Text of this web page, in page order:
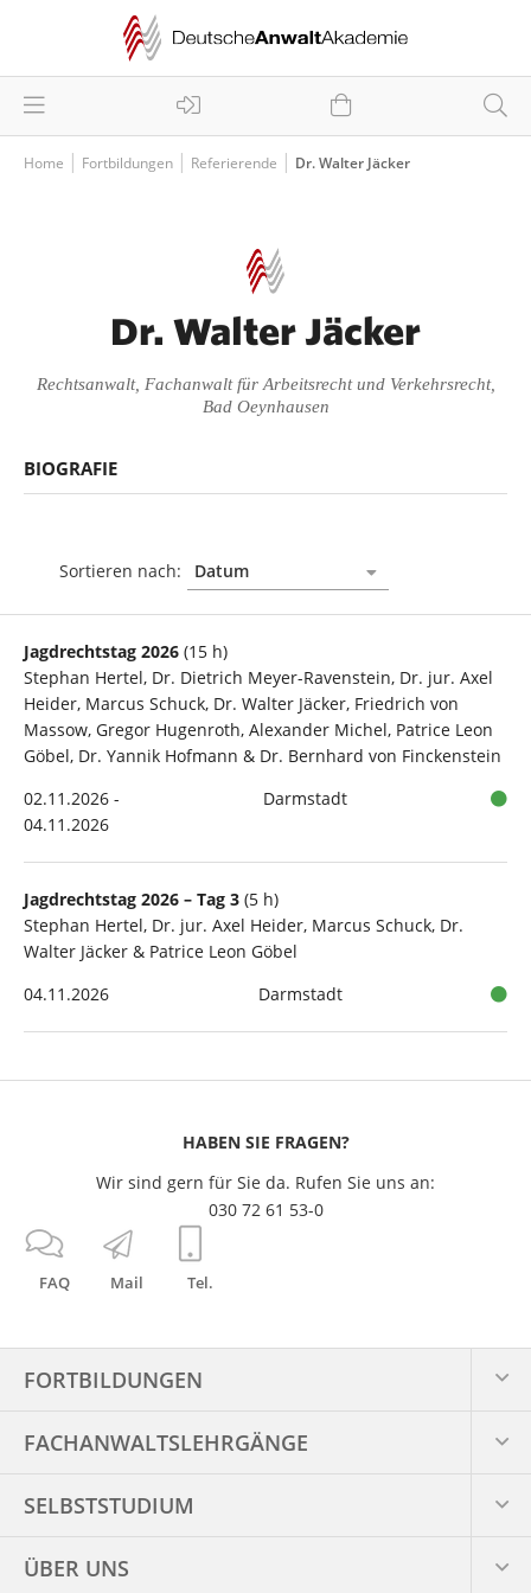
Home Fortbildungen Referierende Dr. Walter Jäcker
Dr. Walter Jäcker
Rechtsanwalt, Fachanwalt für Arbeitsrecht und Verkehrsrecht,
Bad Oeynhausen
BIOGRAFIE
Sortieren nach:
Jagdrechtstag 2026 (15 h)
Stephan Hertel, Dr. Dietrich Meyer-Ravenstein, Dr. jur. Axel
Heider, Marcus Schuck, Dr. Walter Jäcker, Friedrich von
Massow, Gregor Hugenroth, Alexander Michel, Patrice Leon
Göbel, Dr. Yannik Hofmann & Dr. Bernhard von Finckenstein
02.11.2026 -
04.11.2026
Darmstadt
Jagdrechtstag 2026 – Tag 3 (5 h)
Stephan Hertel, Dr. jur. Axel Heider, Marcus Schuck, Dr.
Walter Jäcker & Patrice Leon Göbel
04.11.2026
Darmstadt
FAQ Mail Tel.
HABEN SIE FRAGEN?
Wir sind gern für Sie da. Rufen Sie uns an:
030 72 61 53-0
FORTBILDUNGEN
FACHANWALTS­LEHRGÄNGE
SELBSTSTUDIUM
ÜBER UNS